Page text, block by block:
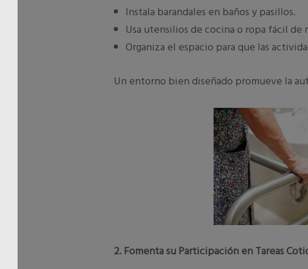
Instala barandales en baños y pasillos.
Usa utensilios de cocina o ropa fácil de
Organiza el espacio para que las
Un entorno bien diseñado promueve la
2. Fomenta su Participación en Tareas